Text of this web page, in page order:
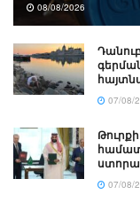
08/08/2026
07/08/
07/08/